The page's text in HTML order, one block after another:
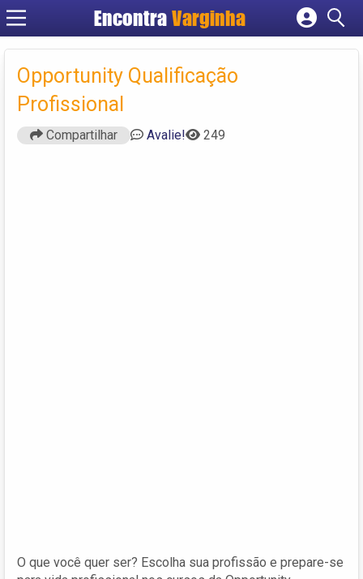
EncontraVarginha
Cadastrar empresa
Fazer login
Criar conta
Opportunity Qualificação
Profissional
Compartilhar Avalie! 249
O que você quer ser? Escolha sua profissão e prepare-se